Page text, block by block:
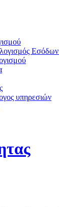
υπηρεσιών